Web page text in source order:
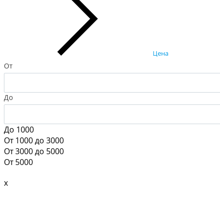
Цена
От
До
До 1000
От 1000 до 3000
От 3000 до 5000
От 5000
x